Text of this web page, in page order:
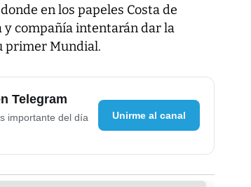
en los papeles Costa de
y compañía intentarán dar la
primer Mundial.
Telegram
importante del día
Unirme al canal